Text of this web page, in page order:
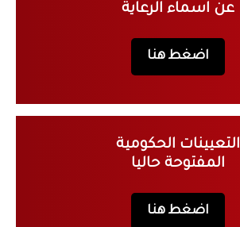
عن اسماء الرعاية
اضغط هنا
التعيينات الحكومية
المفتوحة حاليا
اضغط هنا